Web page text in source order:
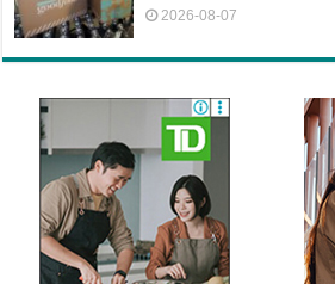
2026-08-07